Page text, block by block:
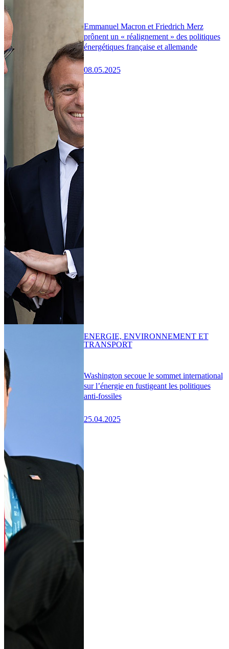
Emmanuel Macron et Friedrich Merz
prônent un « réalignement » des politiques
énergétiques française et allemande
08.05.2025
Washington secoue le sommet international
sur l’énergie en fustigeant les politiques
anti-fossiles
25.04.2025
ENERGIE, ENVIRONNEMENT ET
TRANSPORT